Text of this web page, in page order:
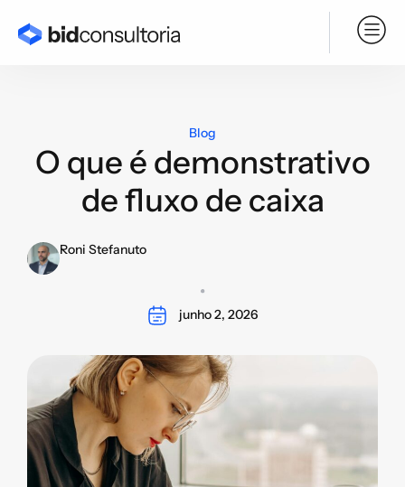
Blog
O que é demonstrativo
de fluxo de caixa
Roni Stefanuto
junho 2, 2026